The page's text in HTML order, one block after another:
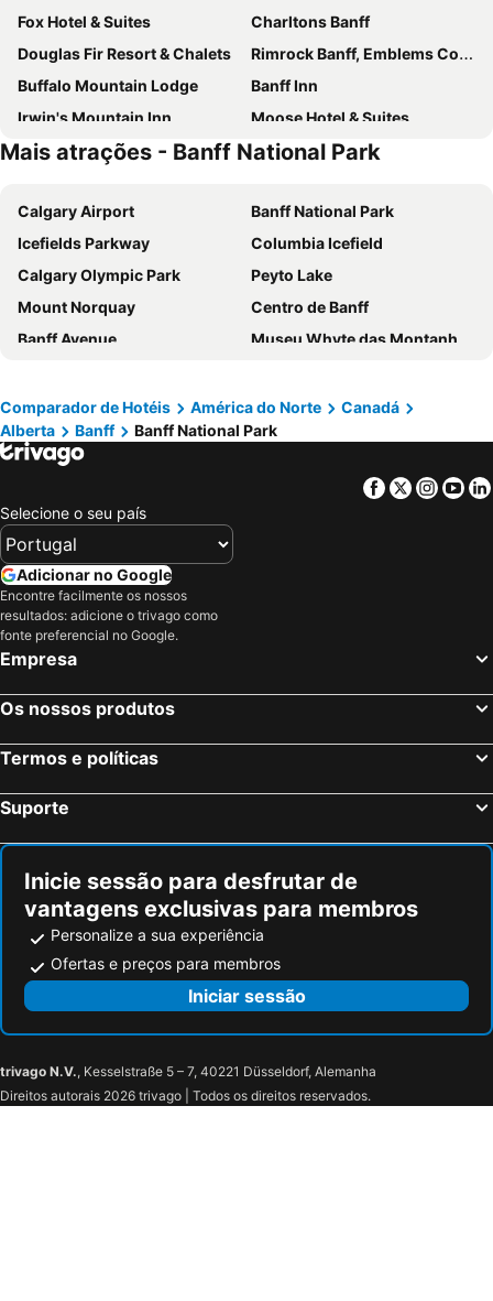
Fox Hotel & Suites
Charltons Banff
Douglas Fir Resort & Chalets
Rimrock Banff, Emblems Collection
Buffalo Mountain Lodge
Banff Inn
Irwin's Mountain Inn
Moose Hotel & Suites
Canalta Lodge
The Rundlestone Lodge
Brewster Mountain Lodge
King Edward Hotel
Hotel Canoe & Suites
The Juniper Hotel & Bistro
The Kenrick Hotel
Banff Rocky Mountain Resort
Mais atrações - Banff National Park
Calgary Airport
Banff National Park
Icefields Parkway
Columbia Icefield
Calgary Olympic Park
Peyto Lake
Mount Norquay
Centro de Banff
Banff Avenue
Museu Whyte das Montanhas Rochosas Canadenses
The Buffalo Nations Luxton Museum
The Banff Centre
Banff Gondola
The Banff Rocky Mountain Wine and Food Festival
Banff Springs Golf Course
Centro de Canmore
Peter Lougheed Provincial Park
Lake Louise Ski Resort
Saddledome
Calgary Convention Centre
Telus World Of Science
Calgary Zoo
Calgary Stampede
University of Calgary
Comparador de Hotéis América do Norte
Canadá
Alberta
Banff Banff National Park
Facebook
Twitter
Selecione o seu país
Adicionar no Google
Encontre facilmente os nossos
resultados: adicione o trivago como
fonte preferencial no Google.
Empresa
Os nossos produtos
Termos e políticas
Suporte
Inicie sessão para desfrutar de
vantagens exclusivas para membros
Personalize a sua experiência
Ofertas e preços para membros
Iniciar sessão
trivago N.V., Kesselstraße 5 – 7, 40221 Düsseldorf, Alemanha
Direitos autorais 2026 trivago | Todos os direitos reservados.